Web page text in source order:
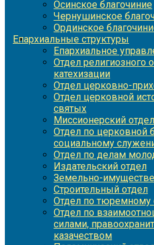
Осинское благочиние
Чернушинское
Ординское
Епархиальные структуры
Епархиальное
Отдел религиозного
катехизации
Отдел церковно-
Отдел церковной
святых
Миссионерский отдел
Отдел по церковной
социальному
Отдел по делам
Издательский отдел
Земельно-
Строительный отдел
Отдел по
Отдел по
силами,
казачеством